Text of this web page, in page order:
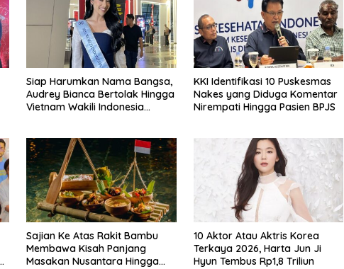
Siap Harumkan Nama Bangsa,
Audrey Bianca Bertolak Hingga
Vietnam Wakili Indonesia
KKI Identifikasi 10 Puskesmas
Nakes yang Diduga Komentar
Nirempati Hingga Pasien BPJS
Sajian Ke Atas Rakit Bambu
Membawa Kisah Panjang
Masakan Nusantara Hingga
10 Aktor Atau Aktris Korea
Terkaya 2026, Harta Jun Ji
Hyun Tembus Rp1,8 Triliun